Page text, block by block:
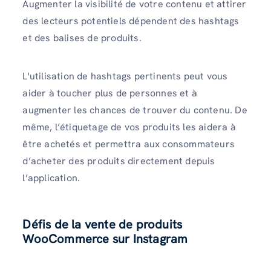
Augmenter la visibilité de votre contenu et attirer
des lecteurs potentiels dépendent des hashtags
et des balises de produits.
L'utilisation de hashtags pertinents peut vous
aider à toucher plus de personnes et à
augmenter les chances de trouver du contenu. De
même, l’étiquetage de vos produits les aidera à
être achetés et permettra aux consommateurs
d’acheter des produits directement depuis
l’application.
Défis de la vente de produits
WooCommerce sur Instagram